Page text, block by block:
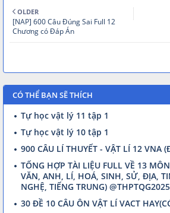
OLDER
[NAP] 600 Câu Đúng Sai Full 12
Chương có Đáp Án
CÓ THỂ BẠN SẼ THÍCH
Tự học vật lý 11 tập 1
Tự học vật lý 10 tập 1
900 CÂU LÍ THUYẾT - VẬT LÍ 12 VNA
TỔNG HỢP TÀI LIỆU FULL VỀ 13
VĂN, ANH, LÍ, HOÁ, SINH, SỬ, ĐỊA,
NGHỆ, TIẾNG TRUNG) @THPTQG2025
30 ĐỀ 10 CÂU ÔN VẬT LÍ VACT